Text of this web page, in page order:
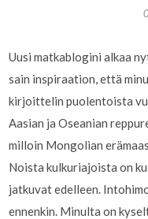
Uusi matkablogini alkaa
sain inspiraation, että
kirjoittelin puolentoista
Aasian ja Oseanian
milloin Mongolian
Noista kulkuriajoista on
jatkuvat edelleen.
ennenkin. Minulta on